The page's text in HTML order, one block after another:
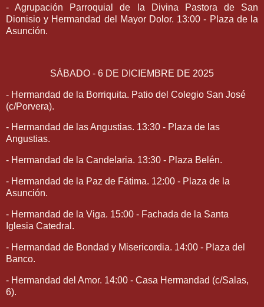
- Agrupación Parroquial de la Divina Pastora de San
Dionisio y Hermandad del Mayor Dolor. 13:00 - Plaza de la
Asunción.
SÁBADO - 6 DE DICIEMBRE DE 2025
- Hermandad de la Borriquita. Patio del Colegio San José
(c/Porvera).
- Hermandad de las Angustias. 13:30 - Plaza de las
Angustias.
- Hermandad de la Candelaria. 13:30 - Plaza Belén.
- Hermandad de la Paz de Fátima. 12:00 - Plaza de la
Asunción.
- Hermandad de la Viga. 15:00 - Fachada de la Santa
Iglesia Catedral.
- Hermandad de Bondad y Misericordia. 14:00 - Plaza del
Banco.
- Hermandad del Amor. 14:00 - Casa Hermandad (c/Salas,
6).